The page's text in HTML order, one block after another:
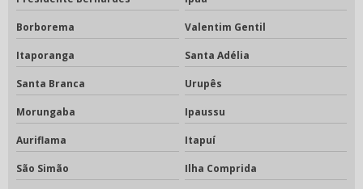
Borborema Valentim Gentil
Itaporanga Santa Adélia
Santa Branca Urupês
Morungaba Ipaussu
Auriflama Itapuí
São Simão Ilha Comprida